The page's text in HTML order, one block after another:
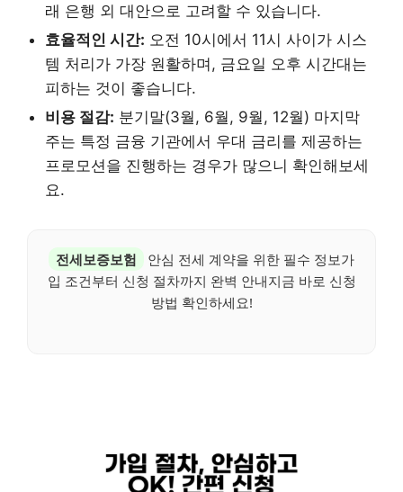
래 은행 외 대안으로 고려할 수 있습니다.
효율적인 시간: 오전 10시에서 11시 사이가 시스
템 처리가 가장 원활하며, 금요일 오후 시간대는
피하는 것이 좋습니다.
비용 절감: 분기말(3월, 6월, 9월, 12월) 마지막
주는 특정 금융 기관에서 우대 금리를 제공하는
프로모션을 진행하는 경우가 많으니 확인해보세
요.
전세보증보험
안심 전세 계약을 위한 필수 정보가
입 조건부터 신청 절차까지 완벽 안내지금 바로 신청
방법 확인하세요!